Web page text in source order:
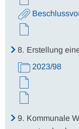
8. Erstellung
2023/98
9. Kommunale